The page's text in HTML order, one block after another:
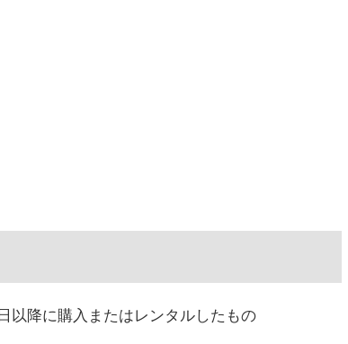
以降に購入またはレンタルしたもの